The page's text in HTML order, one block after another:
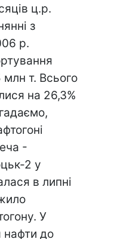
ц.р.
з
р.
т. Всього
на 26,3%
-
2 у
в липні
У
нафти до